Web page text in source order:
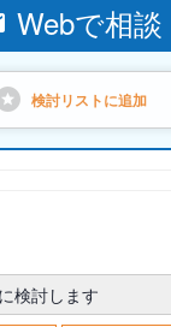
Webで相談
検討リストに追加
検討します